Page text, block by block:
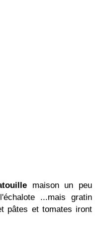
maison un peu
...mais gratin
pâtes et tomates iront